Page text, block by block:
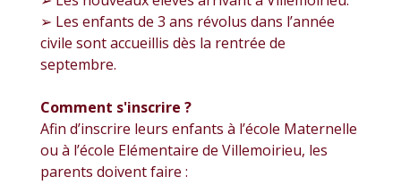
➢ Les enfants de 3 ans révolus dans l’année
civile sont accueillis dès la rentrée de
septembre.
Comment s'inscrire ?
Afin d’inscrire leurs enfants à l’école Maternelle
ou à l’école Elémentaire de Villemoirieu, les
parents doivent faire :